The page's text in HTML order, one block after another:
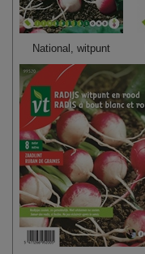
National, witpunt